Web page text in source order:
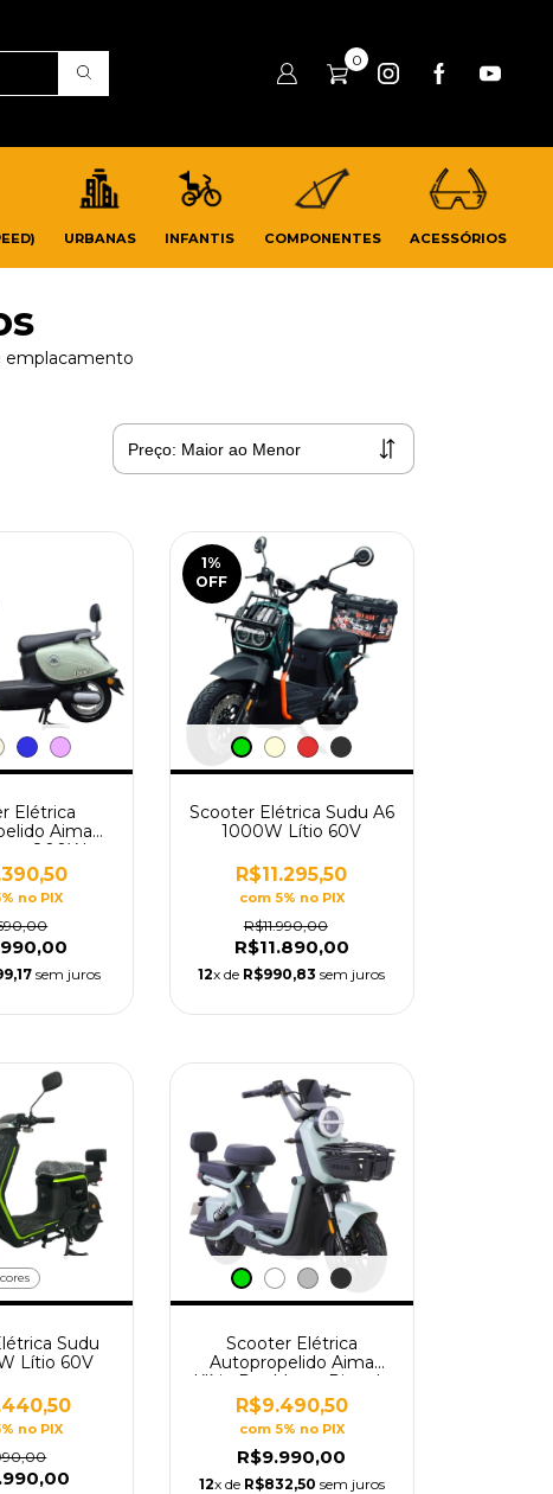
0
URBANAS INFANTIS COMPONENTES ACESSÓRIOS
emplacamento
Elétrica
Aima
800W
no PIX
sem juros
1%
OFF
Scooter Elétrica Sudu A6
1000W Lítio 60V
R$11.295,50
com 5% no PIX
R$11.990,00
R$11.890,00
12x de R$990,83 sem juros
Sudu
Lítio 60V
no PIX
Scooter Elétrica
Autopropelido Aima
Klítio Pro Motor Pico de
2000W
R$9.490,50
com 5% no PIX
R$9.990,00
12x de R$832,50 sem juros